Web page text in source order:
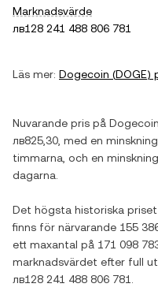
Marknadsvärde
лв128 241 488 806 781
Läs mer: Dogecoin (DOGE)
Nuvarande pris på Dogecoin
лв825,30 , med en minskning
timmarna, och en minskning
dagarna.
Det högsta historiska
finns för närvarande 155
ett maxantal på 171 098
marknadsvärdet efter full
лв128 241 488 806 781